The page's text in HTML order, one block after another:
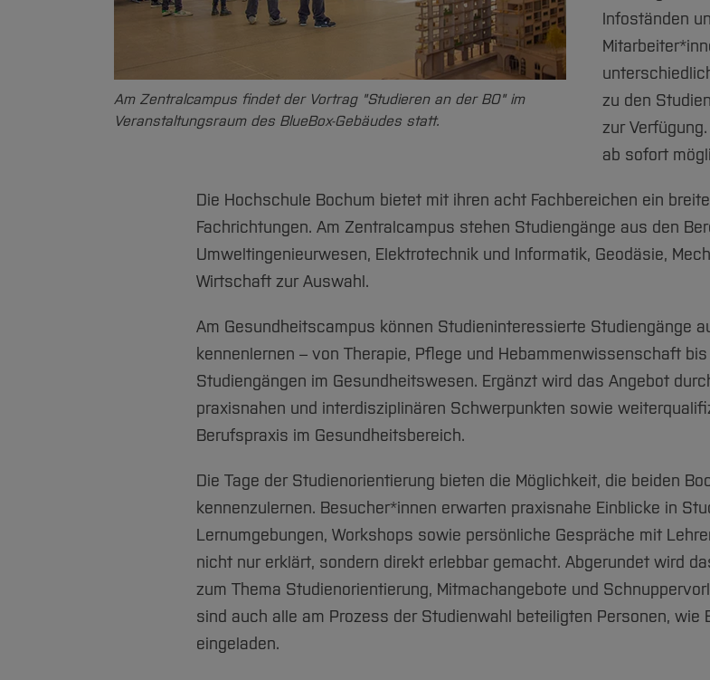
Am Zentralcampus findet der Vortrag "Studieren an der BO" im
Veranstaltungsraum des BlueBox-Gebäudes statt.
Infoständen
zu den
zur
ab sofort
Die Hochschule Bochum bietet mit ihren acht Fachbereichen ein
Fachrichtungen. Am Zentralcampus stehen Studiengänge aus den
Umweltingenieurwesen, Elektrotechnik und Informatik, Geodäsie,
Wirtschaft zur Auswahl.
Am Gesundheitscampus können Studieninteressierte Studiengänge
kennenlernen – von Therapie, Pflege und Hebammenwissenschaft
Studiengängen im Gesundheitswesen. Ergänzt wird das Angebot
praxisnahen und interdisziplinären Schwerpunkten sowie
Berufspraxis im Gesundheitsbereich.
Die Tage der Studienorientierung bieten die Möglichkeit, die beiden
kennenzulernen. Besucher*innen erwarten praxisnahe Einblicke in
Lernumgebungen, Workshops sowie persönliche Gespräche mit
nicht nur erklärt, sondern direkt erlebbar gemacht. Abgerundet wird
zum Thema Studienorientierung, Mitmachangebote und
sind auch alle am Prozess der Studienwahl beteiligten Personen, wie
eingeladen.